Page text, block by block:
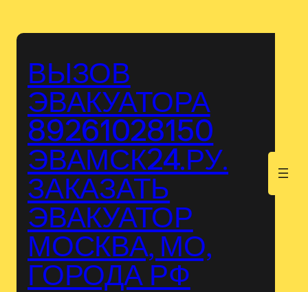
ВЫЗОВ
ЭВАКУАТОРА
89261028150
ЭВАМСК24.РУ.
ЗАКАЗАТЬ
ЭВАКУАТОР
МОСКВА, МО,
ГОРОДА РФ